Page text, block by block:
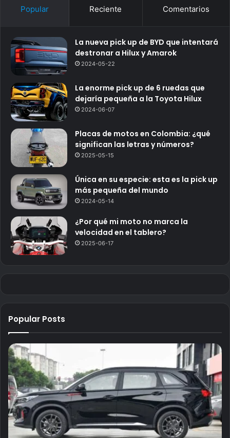
Popular Reciente Comentarios
La nueva pick up de BYD que intentará
destronar a Hilux y Amarok
2024-05-22
La enorme pick up de 6 ruedas que
dejaría pequeña a la Toyota Hilux
2024-06-07
Placas de motos en Colombia: ¿qué
significan las letras y números?
2025-05-15
Única en su especie: esta es la pick up
más pequeña del mundo
2024-05-14
¿Por qué mi moto no marca la
velocidad en el tablero?
2025-06-17
Popular Posts